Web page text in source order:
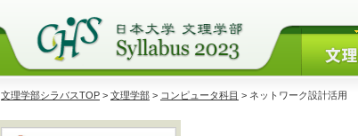
文理学部シラバスTOP > 文理学部 > コンピュータ科目 > ネットワーク設計活用